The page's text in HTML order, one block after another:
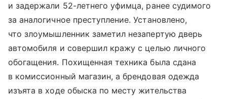
и задержали 52-летнего уфимца, ранее судимого
за аналогичное преступление. Установлено,
что злоумышленник заметил незапертую дверь
автомобиля и совершил кражу с целью личного
обогащения. Похищенная техника была сдана
в комиссионный магазин, а брендовая одежда
изъята в ходе обыска по месту жительства